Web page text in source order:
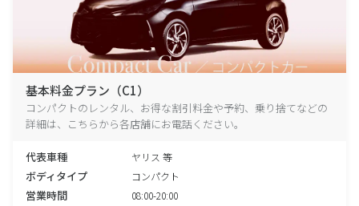
基本料金プラン（C1）
コンパクトのレンタル、お得な割引料金や予約、乗り捨てなどの
詳細は、こちらから各店舗にお電話ください。
代表車種 ヤリス 等
ボディタイプ コンパクト
営業時間 08:00-20:00